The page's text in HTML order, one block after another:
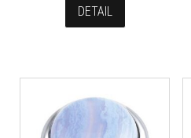
DETAIL